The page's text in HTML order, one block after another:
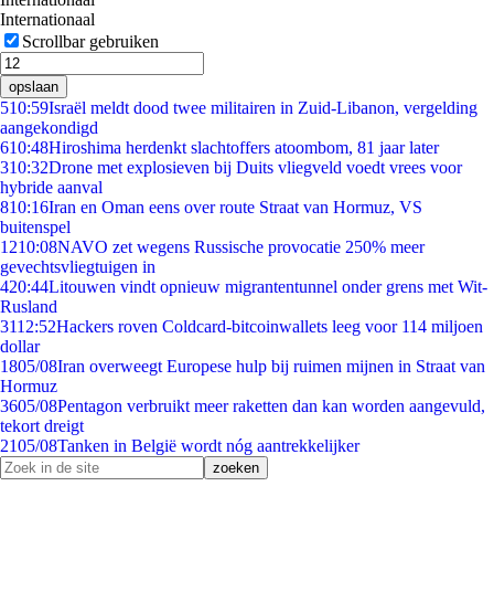
Internationaal
Scrollbar gebruiken
opslaan
510:59Israël meldt dood twee militairen in Zuid-Libanon, vergelding
aangekondigd
610:48Hiroshima herdenkt slachtoffers atoombom, 81 jaar later
310:32Drone met explosieven bij Duits vliegveld voedt vrees voor
hybride aanval
810:16Iran en Oman eens over route Straat van Hormuz, VS
buitenspel
1210:08NAVO zet wegens Russische provocatie 250% meer
gevechtsvliegtuigen in
420:44Litouwen vindt opnieuw migrantentunnel onder grens met Wit-
Rusland
3112:52Hackers roven Coldcard-bitcoinwallets leeg voor 114 miljoen
dollar
1805/08Iran overweegt Europese hulp bij ruimen mijnen in Straat van
Hormuz
3605/08Pentagon verbruikt meer raketten dan kan worden aangevuld,
tekort dreigt
2105/08Tanken in België wordt nóg aantrekkelijker